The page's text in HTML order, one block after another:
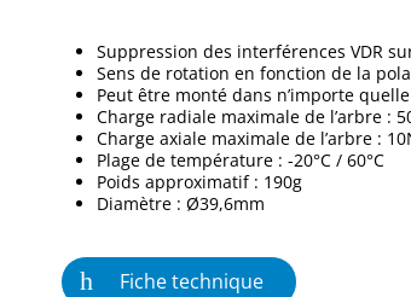
Suppression des interférences VDR
Sens de rotation en fonction de la
Peut être monté dans n’importe
Charge radiale maximale de l’arbre :
Charge axiale maximale de l’arbre :
Plage de température : -20°C / 60°C
Poids approximatif : 190g
Diamètre : Ø39,6mm
Fiche technique